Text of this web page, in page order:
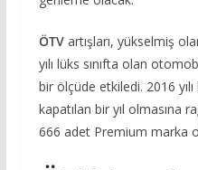
ÖTVartışları, yükselmiş
yılı lüks sınıfta olan
bir ölçüde etkiledi. 2016
kapatılan bir yıl olmasına
666 adet Premium marka